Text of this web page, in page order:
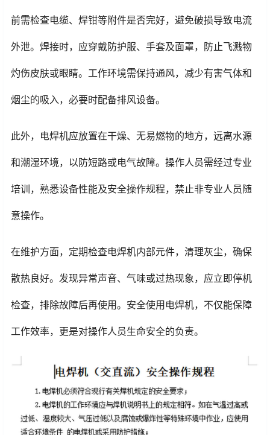
前需检查电缆、焊钳等附件是否完好，避免破损导致电流
外泄。焊接时，应穿戴防护服、手套及面罩，防止飞溅物
灼伤皮肤或眼睛。工作环境需保持通风，减少有害气体和
烟尘的吸入，必要时配备排风设备。
此外，电焊机应放置在干燥、无易燃物的地方，远离水源
和潮湿环境，以防短路或电气故障。操作人员需经过专业
培训，熟悉设备性能及安全操作规程，禁止非专业人员随
意操作。
在维护方面，定期检查电焊机内部元件，清理灰尘，确保
散热良好。发现异常声音、气味或过热现象，应立即停机
检查，排除故障后再使用。安全使用电焊机，不仅能保障
工作效率，更是对操作人员生命安全的负责。